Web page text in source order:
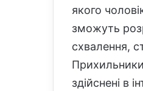
якого
зможуть
схвалення,
здійснені в